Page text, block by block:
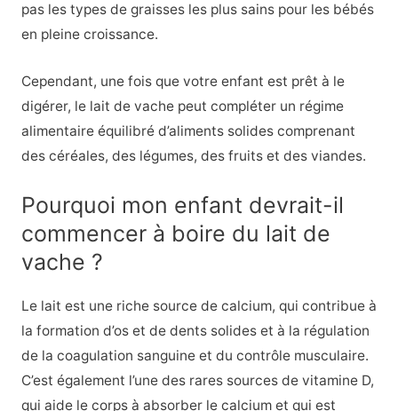
pas les types de graisses les plus sains pour les bébés
en pleine croissance.
Cependant, une fois que votre enfant est prêt à le
digérer, le lait de vache peut compléter un régime
alimentaire équilibré d’aliments solides comprenant
des céréales, des légumes, des fruits et des viandes.
Pourquoi mon enfant devrait-il
commencer à boire du lait de
vache ?
Le lait est une riche source de calcium, qui contribue à
la formation d’os et de dents solides et à la régulation
de la coagulation sanguine et du contrôle musculaire.
C’est également l’une des rares sources de vitamine D,
qui aide le corps à absorber le calcium et qui est